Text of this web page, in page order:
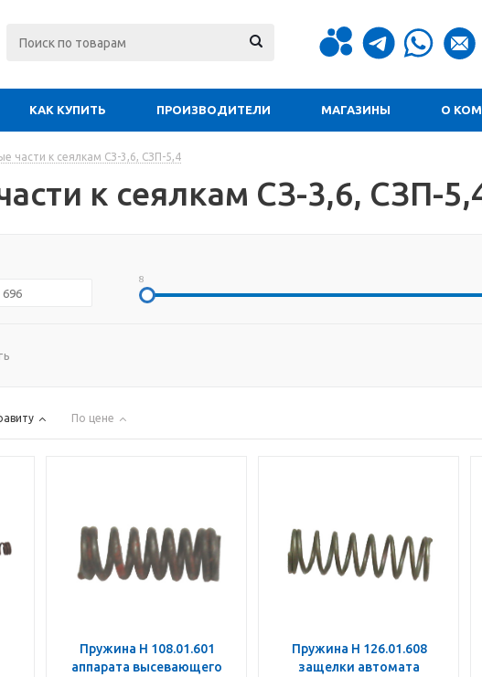
КАК КУПИТЬ ПРОИЗВОДИТЕЛИ МАГАЗИНЫ О
части к сеялкам СЗ-3,6, СЗП-5,4
к сеялкам СЗ-3,6, СЗП-
8
По цене
Пружина Н 108.01.601
аппарата высевающего
Пружина Н 126.01.608
защелки автомата